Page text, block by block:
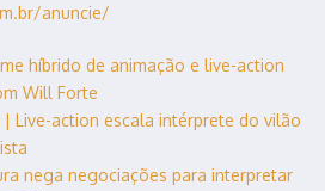
anuncie/
híbrido de animação e live-action
Will Forte
Live-action escala intérprete do vilão
nega negociações para interpretar